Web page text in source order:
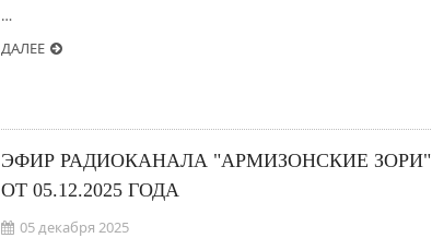
…
ДАЛЕЕ
ЭФИР РАДИОКАНАЛА "АРМИЗОНСКИЕ ЗОРИ"
ОТ 05.12.2025 ГОДА
05 декабря 2025